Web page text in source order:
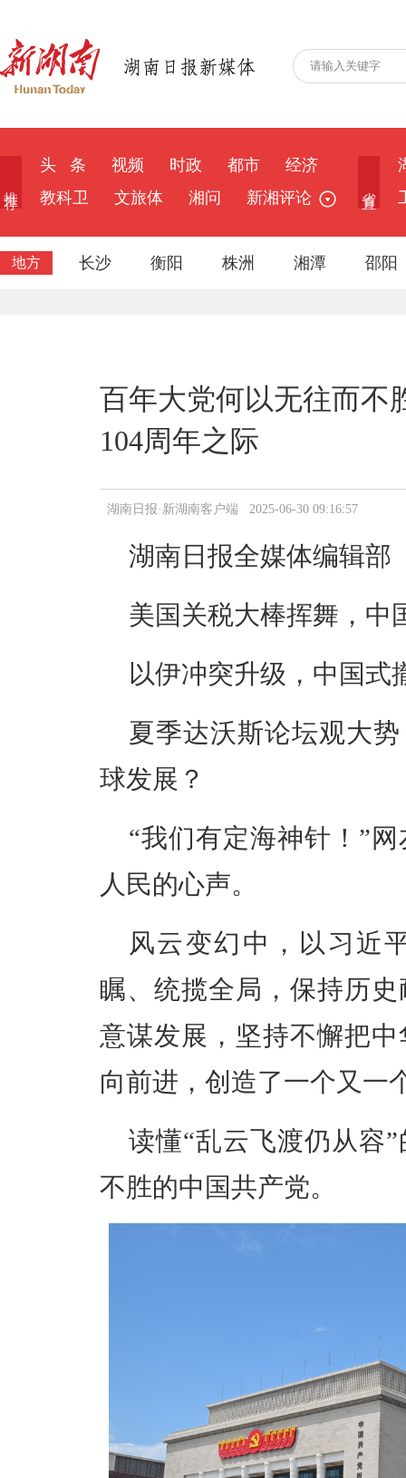
头 条 视频 时政 都市
经济
教科卫
文旅体 湘问 新湘评论
地方 长沙 衡阳 株洲 湘潭 邵阳
百年大党何以无往而
104周年之际
湖南日报·新湖南客户端 2025-06-30 09:16:57
湖南日报全媒体编辑部
美国关税大棒挥舞，中
以伊冲突升级，中国式
夏季达沃斯论坛观大
球发展？
“我们有定海神针！”
人民的心声。
风云变幻中，以 习近
瞩、统揽全局，保持历
意谋发展，坚持不懈把
向前进，创造了一个又一
读懂“乱云飞渡仍从容
不胜的中国共产党。